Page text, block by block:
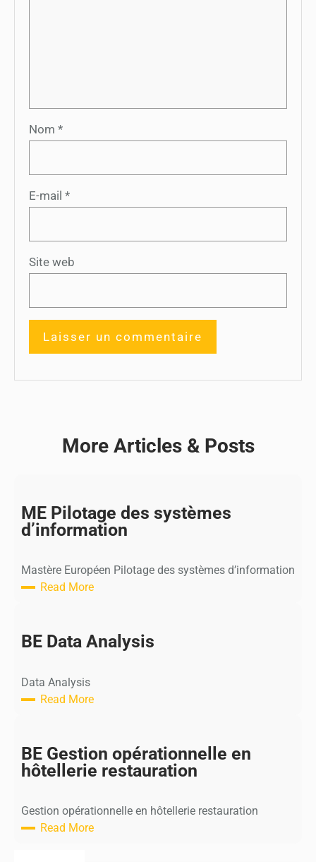
Nom *
E-mail *
Site web
More Articles & Posts
ME Pilotage des systèmes
d’information
Mastère Européen Pilotage des systèmes d’information
Read More
E
o
g
e
e
s
BE Data Analysis
Data Analysis
Read More
E
D
a
A
BE Gestion opérationnelle en
hôtellerie restauration
Gestion opérationnelle en hôtellerie restauration
Read More